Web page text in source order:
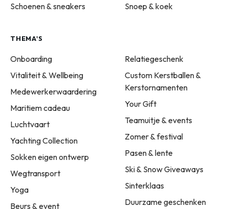
Schoenen & sneakers
Snoep & koek
THEMA'S
Onboarding
Vitaliteit & Wellbeing
Medewerkerwaardering
Maritiem cadeau
Luchtvaart
Yachting Collection
Sokken eigen ontwerp
Wegtransport
Yoga
Beurs & event
Relatiegeschenk
Custom Kerstballen &
Kerstornamenten
Your Gift
Teamuitje & events
Zomer & festival
Pasen & lente
Ski & Snow Giveaways
Sinterklaas
Duurzame geschenken